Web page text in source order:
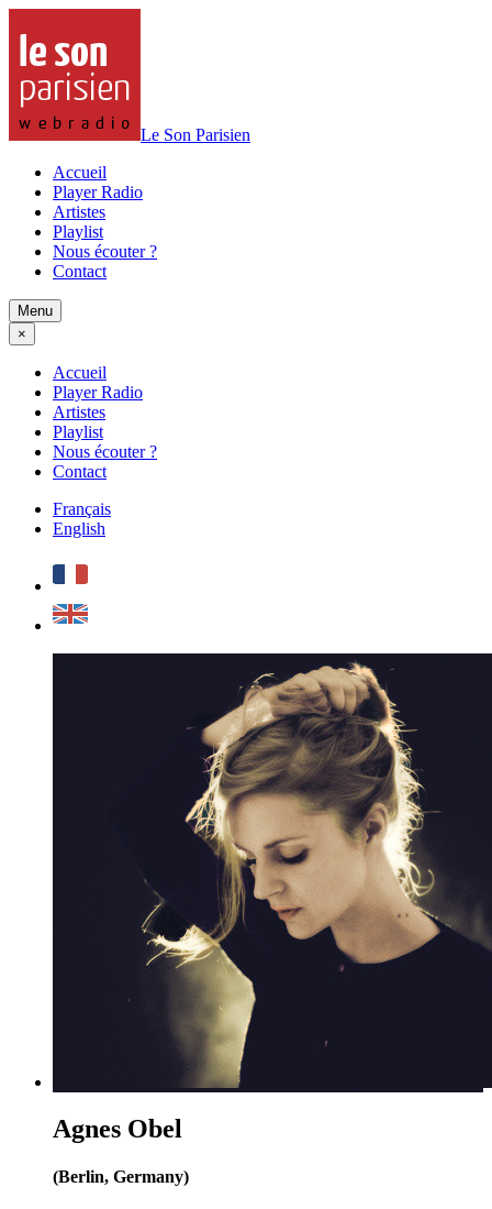
Le Son Parisien
Accueil
Player Radio
Artistes
Playlist
Nous écouter ?
Contact
Menu
×
Accueil
Player Radio
Artistes
Playlist
Nous écouter ?
Contact
Français
English
Agnes Obel
(Berlin, Germany)